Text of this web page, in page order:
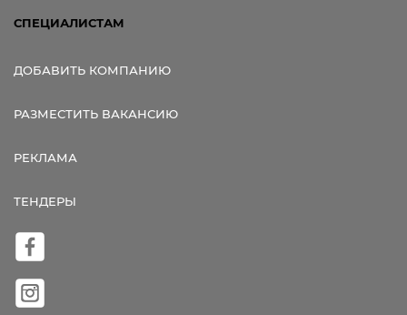
СПЕЦИАЛИСТАМ
ДОБАВИТЬ КОМПАНИЮ
РАЗМЕСТИТЬ ВАКАНСИЮ
РЕКЛАМА
ТЕНДЕРЫ